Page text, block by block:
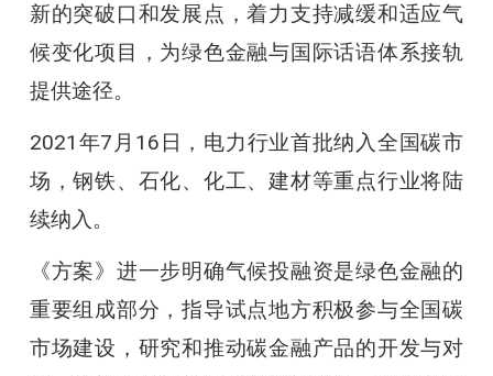
新的突破口和发展点，着力支持减缓和适应气
候变化项目，为绿色金融与国际话语体系接轨
提供途径。
2021年7月16日，电力行业首批纳入全国碳市
场，钢铁、石化、化工、建材等重点行业将陆
续纳入。
《方案》进一步明确气候投融资是绿色金融的
重要组成部分，指导试点地方积极参与全国碳
市场建设，研究和推动碳金融产品的开发与对